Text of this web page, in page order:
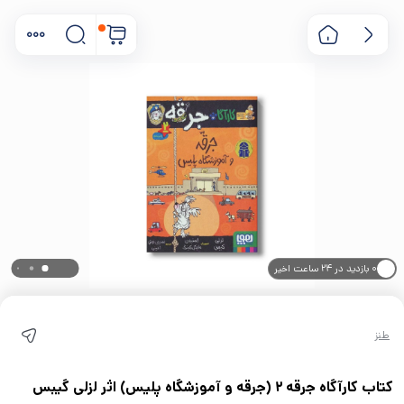
۰ خریدار در ۱ ماه اخیر
طنز
کتاب کارآگاه جرقه 2 (جرقه و آموزشگاه پلیس) اثر لزلی گیبس